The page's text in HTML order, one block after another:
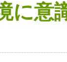
に意